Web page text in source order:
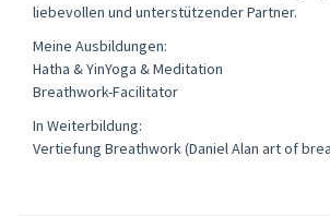
liebevollen und unterstützender Partner.
Meine Ausbildungen:
Hatha & YinYoga & Meditation
Breathwork-Facilitator
In Weiterbildung:
Vertiefung Breathwork (Daniel Alan art of